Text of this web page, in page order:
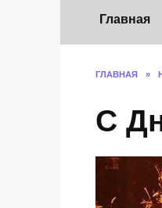
Главная
ГЛАВНАЯ »
С